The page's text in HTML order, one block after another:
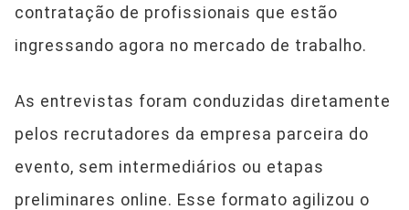
contratação de profissionais que estão
ingressando agora no mercado de trabalho.
As entrevistas foram conduzidas diretamente
pelos recrutadores da empresa parceira do
evento, sem intermediários ou etapas
preliminares online. Esse formato agilizou o